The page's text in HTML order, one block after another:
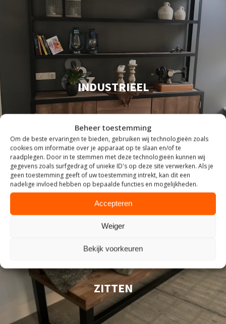
Beheer toestemming
Om de beste ervaringen te bieden, gebruiken wij technologieën zoals
cookies om informatie over je apparaat op te slaan en/of te
raadplegen. Door in te stemmen met deze technologieën kunnen wij
gegevens zoals surfgedrag of unieke ID's op deze site verwerken. Als je
geen toestemming geeft of uw toestemming intrekt, kan dit een
nadelige invloed hebben op bepaalde functies en mogelijkheden.
Accepteren
Weiger
Bekijk voorkeuren
INDUSTRIEEL
ZITTEN